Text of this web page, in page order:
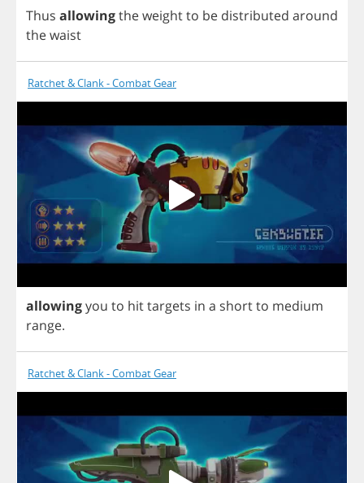
Thus allowingtheweightto be distributed around
thewaist
Ratchet & Clank - Combat Gear
allowingyou to hittargets in a shortto medium
range.
Ratchet & Clank - Combat Gear